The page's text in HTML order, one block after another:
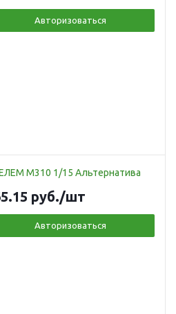
Авторизоваться
М310 1/15 Альтернатива
руб./шт
Авторизоваться